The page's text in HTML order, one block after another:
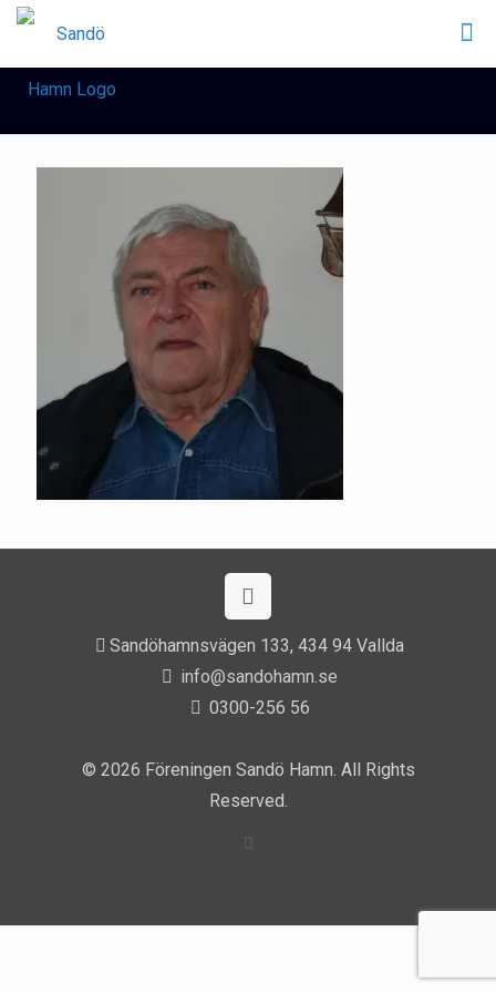
Sandöhamnsvägen 133, 434 94 Vallda
info@sandohamn.se
0300-256 56
© 2026 Föreningen Sandö Hamn. All Rights
Reserved.